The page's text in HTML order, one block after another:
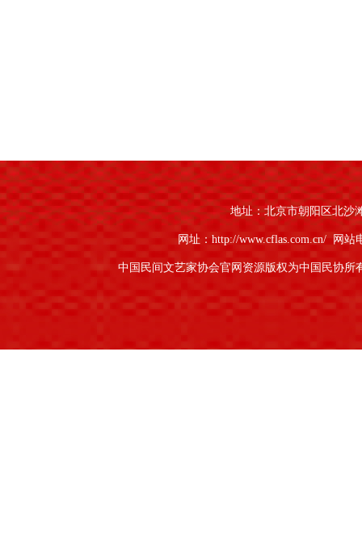
地址：北京市朝阳区北沙
网址：http://www.cflas.com.cn/ 网站
中国民间文艺家协会官网资源版权为中国民协